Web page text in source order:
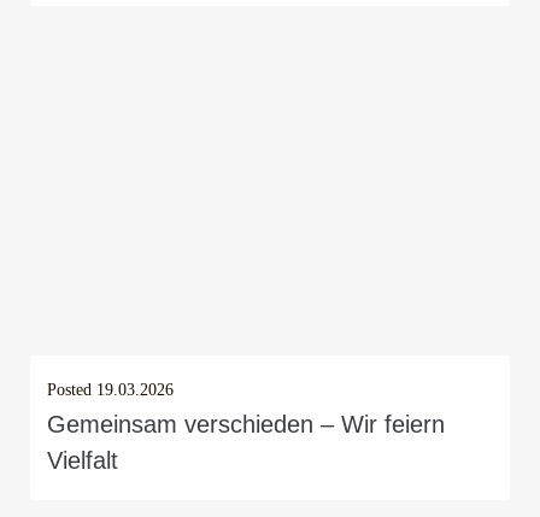
Posted 19.03.2026
Gemeinsam verschieden – Wir feiern
Vielfalt